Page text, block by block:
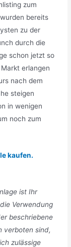
zum
bereits
zu der
durch die
schon jetzt so
erlangen
nach dem
steigen
in wenigen
noch zum
kaufen.
ist Ihr
Verwendung
beschriebene
verboten sind,
zulässige